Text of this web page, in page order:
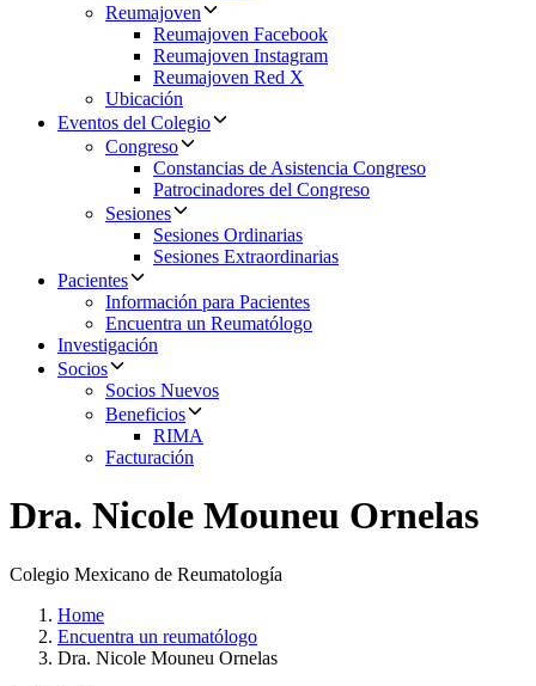
Reumajoven
Reumajoven Facebook
Reumajoven Instagram
Reumajoven Red X
Ubicación
Eventos del Colegio
Congreso
Constancias de Asistencia Congreso
Patrocinadores del Congreso
Sesiones
Sesiones Ordinarias
Sesiones Extraordinarias
Pacientes
Información para Pacientes
Encuentra un Reumatólogo
Investigación
Socios
Socios Nuevos
Beneficios
RIMA
Facturación
Dra. Nicole Mouneu Ornelas
Colegio Mexicano de Reumatología
Home
Encuentra un reumatólogo
Dra. Nicole Mouneu Ornelas